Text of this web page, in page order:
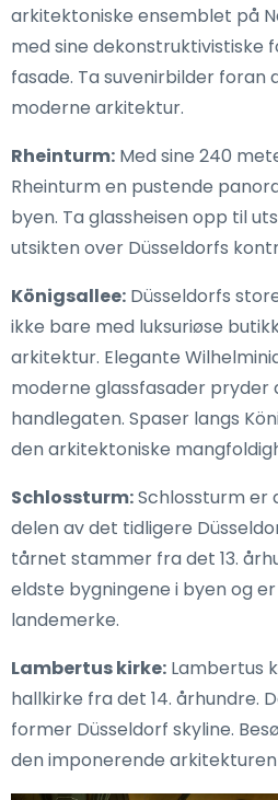
arkitektoniske ensemblet på
med sine dekonstruktivistiske
fasade. Ta suvenirbilder
moderne arkitektur.
Rheinturm: Med sine 240
Rheinturm en pustende
byen. Ta glassheisen opp til
utsikten over Düsseldorfs
Königsallee: Düsseldorfs
ikke bare med luksuriøse
arkitektur. Elegante
moderne glassfasader pryder
handlegaten. Spaser langs
den arkitektoniske
Schlossturm:Schlossturm er
delen av det tidligere
tårnet stammer fra det 13.
eldste bygningene i byen og
landemerke.
Lambertus kirke: Lambertus
hallkirke fra det 14. århundre.
former Düsseldorf skyline.
den imponerende